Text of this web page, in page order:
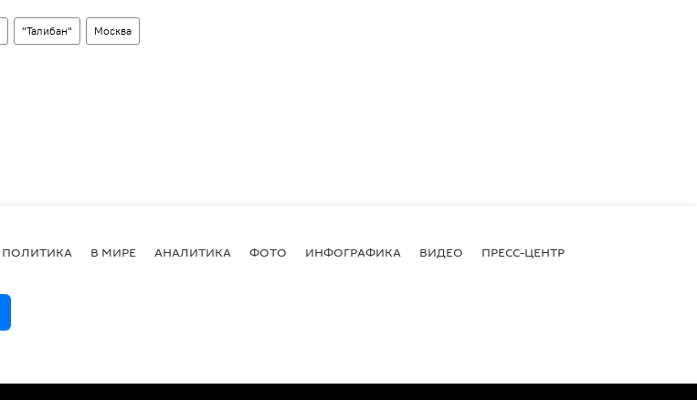
"Талибан" Москва
ПОЛИТИКА В МИРЕ АНАЛИТИКА ФОТО ИНФОГРАФИКА ВИДЕО ПРЕСС-ЦЕНТР